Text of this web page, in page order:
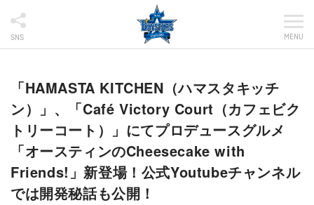
SNS MENU
「HAMASTA KITCHEN（ハマスタキッチ
ン）」、「Café Victory Court（カフェビク
トリーコート）」にてプロデュースグルメ
「オースティンのCheesecake with
Friends!」新登場！公式Youtubeチャンネル
では開発秘話も公開！